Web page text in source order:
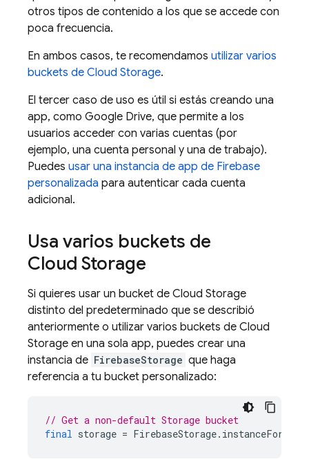
otros tipos de contenido a los que se accede con
poca frecuencia.
En ambos casos, te recomendamos utilizar varios
buckets de Cloud Storage.
El tercer caso de uso es útil si estás creando una
app, como Google Drive, que permite a los
usuarios acceder con varias cuentas (por
ejemplo, una cuenta personal y una de trabajo).
Puedes usar una instancia de app de Firebase
personalizada para autenticar cada cuenta
adicional.
Usa varios buckets de
Cloud Storage
Si quieres usar un bucket de Cloud Storage
distinto del predeterminado que se describió
anteriormente o utilizar varios buckets de Cloud
Storage en una sola app, puedes crear una
instancia de FirebaseStorage que haga
referencia a tu bucket personalizado:
// Get a non-default Storage bucket
final storage = FirebaseStorage. instanceFor